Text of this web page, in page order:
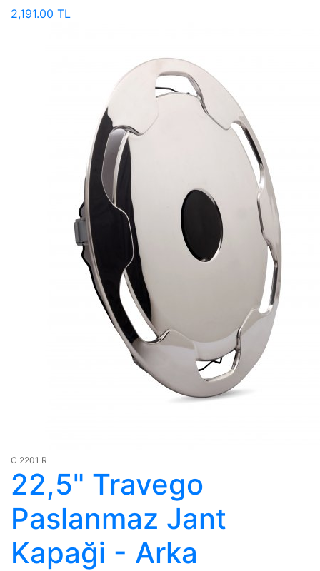
2,191.00 TL
C 2201 R
22,5" Travego
Paslanmaz Jant
Kapaği - Arka